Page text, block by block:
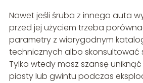
Nawet jeśli śruba z innego auta
przed jej użyciem trzeba
parametry z wiarygodnym
technicznych albo skonsultować
Tylko wtedy masz szansę
piasty lub gwintu podczas